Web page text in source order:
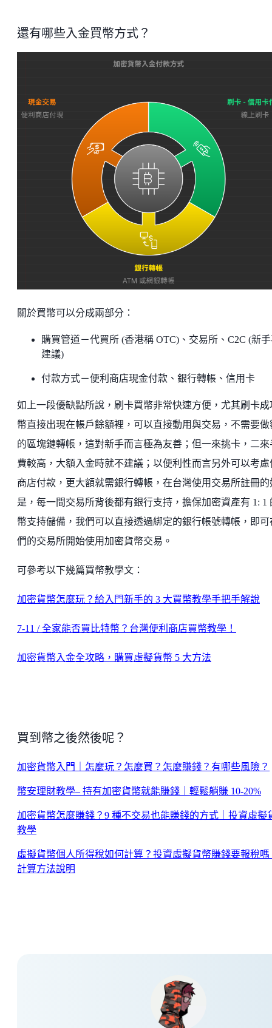
還有哪些入金買幣方式？
關於買幣可以分成兩部分：
購買管道－代買所 (香港稱 OTC)、交易所、C2C (新
建議)
付款方式－便利商店現金付款、銀行轉帳、信用卡
如上一段優缺點所說，刷卡買幣非常快速方便，尤其刷卡成
幣直接出現在帳戶餘額裡，可以直接動用與交易，不需要做
的區塊鏈轉帳，這對新手而言極為友善；但一來挑卡，二來
費較高，大額入金時就不建議；以便利性而言另外可以考慮
商店付款，更大額就需銀行轉帳，在台灣使用交易所註冊的
是，每一間交易所背後都有銀行支持，擔保加密資產有 1: 1
幣支持儲備，我們可以直接透過綁定的銀行帳號轉帳，即可
們的交易所開始使用加密貨幣交易。
可參考以下幾篇買幣教學文：
加密貨幣怎麼玩？給入門新手的 3 大買幣教學手把手解說
7-11 / 全家能否買比特幣？台灣便利商店買幣教學！
加密貨幣入金全攻略，購買虛擬貨幣 5 大方法
買到幣之後然後呢？
加密貨幣入門｜怎麼玩？怎麼買？怎麼賺錢？有哪些風險？
幣安理財教學– 持有加密貨幣就能賺錢｜輕鬆躺賺 10-20%
加密貨幣怎麼賺錢？9 種不交易也能賺錢的方式｜投資虛擬
教學
虛擬貨幣個人所得稅如何計算？投資虛擬貨幣賺錢要報稅嗎
計算方法說明